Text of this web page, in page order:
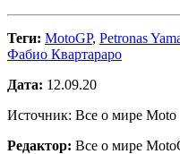
Теги: MotoGP, Petronas
Фабио Квартараро
Дата: 12.09.20
Источник: Все о мире Moto
Редактор: Все о мире